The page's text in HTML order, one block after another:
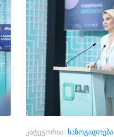
კატეგორია: საზოგადოება